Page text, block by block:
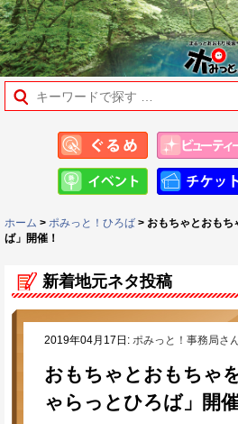
ホーム > ポみっと！ひろば > おもちゃとおもち
ば」開催！
新着地元ネタ投稿
2019年04月17日:ポみっと！事務局さ
おもちゃとおもちゃ
ゃらっとひろば」開催